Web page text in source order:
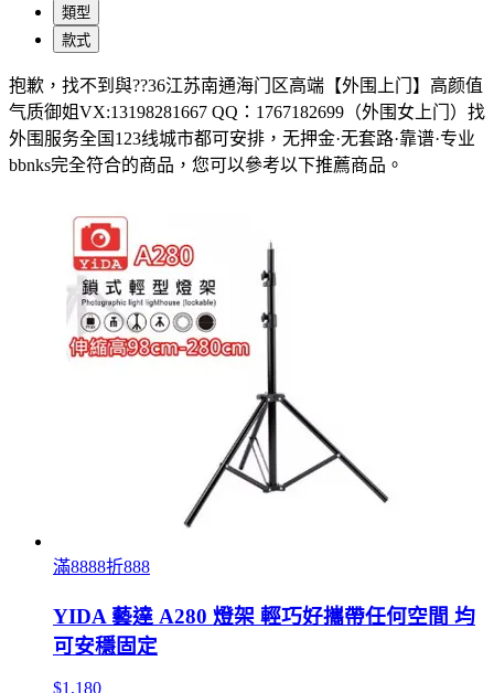
類型
款式
抱歉， 找不到與??36江苏南通海门区高端【外围上门】高颜值
气质御姐VX:13198281667 QQ：1767182699（外围女上门）找
外围服务全国123线城市都可安排，无押金·无套路·靠谱·专业
bbnks完全符合的商品，您可以參考以下推薦商品 。
滿8888折888
YIDA 藝達 A280 燈架 輕巧好攜帶任何空間 均
可安穩固定
$1,180